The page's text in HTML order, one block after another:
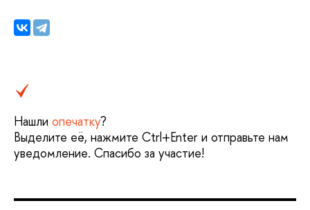
Нашли опечатку?
Выделите её, нажмите Ctrl+Enter и отправьте нам
уведомление. Спасибо за участие!